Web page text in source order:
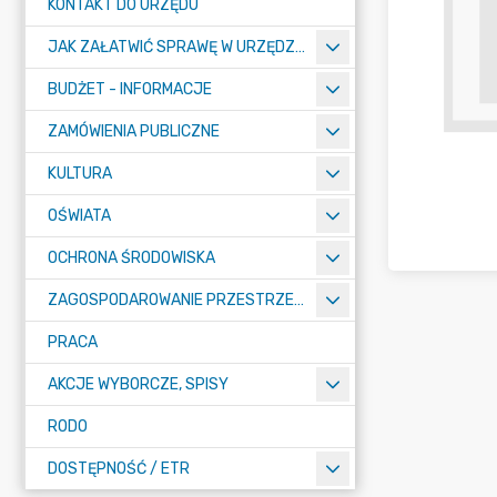
KONTAKT DO URZĘDU
JAK ZAŁATWIĆ SPRAWĘ W URZĘDZIE
BUDŻET - INFORMACJE
ZAMÓWIENIA PUBLICZNE
KULTURA
OŚWIATA
OCHRONA ŚRODOWISKA
ZAGOSPODAROWANIE PRZESTRZENNE
PRACA
AKCJE WYBORCZE, SPISY
RODO
DOSTĘPNOŚĆ / ETR